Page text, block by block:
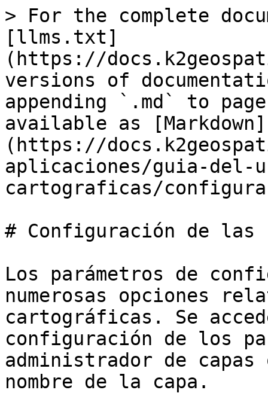
> For the complete
[llms.txt]
(https://
versions of
appending `.md` to
available as [Markdown]
(https://
aplicaciones/guia-del-
cartograficas/
# Configuración de las
Los parámetros de
numerosas opciones
cartográficas. Se
configuración de los
administrador de
nombre de la capa.